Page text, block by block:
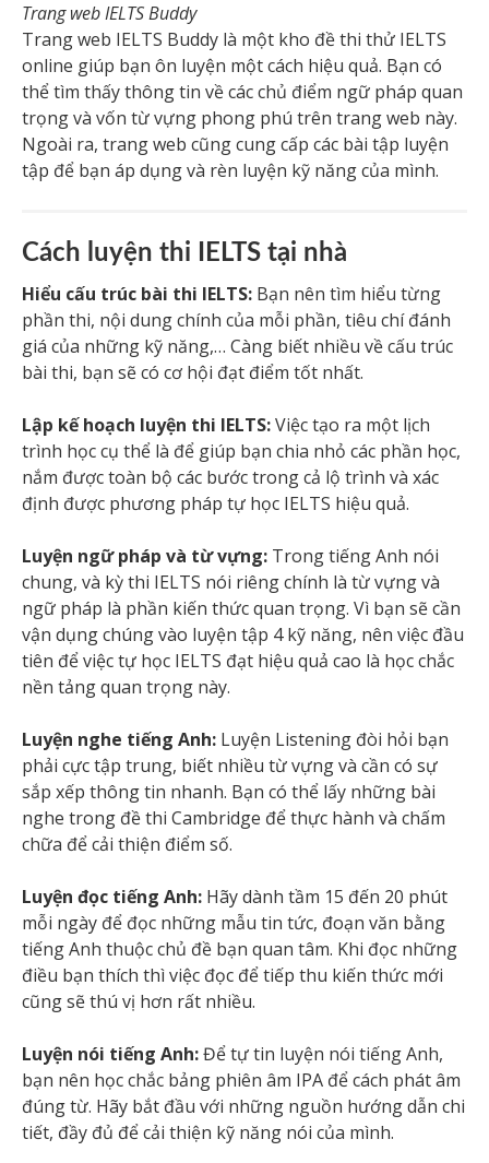
Trang web IELTS Buddy
Trang web IELTS Buddy là một kho đề thi thử IELTS
online giúp bạn ôn luyện một cách hiệu quả. Bạn có
thể tìm thấy thông tin về các chủ điểm ngữ pháp quan
trọng và vốn từ vựng phong phú trên trang web này.
Ngoài ra, trang web cũng cung cấp các bài tập luyện
tập để bạn áp dụng và rèn luyện kỹ năng của mình.
Cách luyện thi IELTS tại nhà
Hiểu cấu trúc bài thi IELTS: Bạn nên tìm hiểu từng
phần thi, nội dung chính của mỗi phần, tiêu chí đánh
giá của những kỹ năng,… Càng biết nhiều về cấu trúc
bài thi, bạn sẽ có cơ hội đạt điểm tốt nhất.
Lập kế hoạch luyện thi IELTS:Việc tạo ra một lịch
trình học cụ thể là để giúp bạn chia nhỏ các phần học,
nắm được toàn bộ các bước trong cả lộ trình và xác
định được phương pháp tự học IELTS hiệu quả.
Luyện ngữ pháp và từ vựng: Trong tiếng Anh nói
chung, và kỳ thi IELTS nói riêng chính là từ vựng và
ngữ pháp là phần kiến thức quan trọng. Vì bạn sẽ cần
vận dụng chúng vào luyện tập 4 kỹ năng, nên việc đầu
tiên để việc tự học IELTS đạt hiệu quả cao là học chắc
nền tảng quan trọng này.
Luyện nghe tiếng Anh: Luyện Listening đòi hỏi bạn
phải cực tập trung, biết nhiều từ vựng và cần có sự
sắp xếp thông tin nhanh. Bạn có thể lấy những bài
nghe trong đề thi Cambridge để thực hành và chấm
chữa để cải thiện điểm số.
Luyện đọc tiếng Anh: Hãy dành tầm 15 đến 20 phút
mỗi ngày để đọc những mẫu tin tức, đoạn văn bằng
tiếng Anh thuộc chủ đề bạn quan tâm. Khi đọc những
điều bạn thích thì việc đọc để tiếp thu kiến thức mới
cũng sẽ thú vị hơn rất nhiều.
Luyện nói tiếng Anh:Để tự tin luyện nói tiếng Anh,
bạn nên học chắc bảng phiên âm IPA để cách phát âm
đúng từ. Hãy bắt đầu với những nguồn hướng dẫn chi
tiết, đầy đủ để cải thiện kỹ năng nói của mình.